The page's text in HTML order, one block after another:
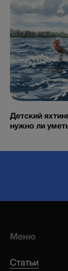
Детский
нужно ли
Меню
Статьи